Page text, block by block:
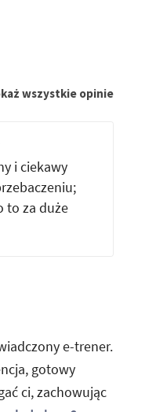
wszystkie opinie
i ciekawy
to za duże
e-trener.
gotowy
ci, zachowując